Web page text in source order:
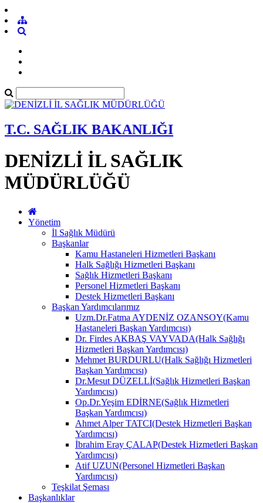
T.C. SAĞLIK BAKANLIĞI
DENİZLİ İL SAĞLIK
MÜDÜRLÜĞÜ
Yönetim
İl Sağlık Müdürü
Başkanlar
Kamu Hastaneleri Hizmetleri Başkanı
Halk Sağlığı Hizmetleri Başkanı
Sağlık Hizmetleri Başkanı
Personel Hizmetleri Başkanı
Destek Hizmetleri Başkanı
Başkan Yardımcılarımız
Uzm.Dr.Fatma AYDENİZ OZANSOY(Kamu
Hastaneleri Başkan Yardımcısı)
Dr. Firdes AKBAŞ VAYVADA(Halk Sağlığı
Hizmetleri Başkan Yardımcısı)
Mehmet BURDURLU(Halk Sağlığı Hizmetleri
Başkan Yardımcısı)
Dr.Mesut DÜZELLİ(Sağlık Hizmetleri Başkan
Yardımcısı)
Op.Dr.Yeşim EDİRNE(Sağlık Hizmetleri
Başkan Yardımcısı)
Ahmet Alper TATCI(Destek Hizmetleri Başkan
Yardımcısı)
İbrahim Eray ÇALAP(Destek Hizmetleri Başkan
Yardımcısı)
Atif UZUN(Personel Hizmetleri Başkan
Yardımcısı)
Teşkilat Şeması
Başkanlıklar